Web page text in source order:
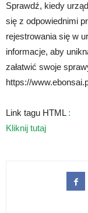
Sprawdź, kiedy
się z odpowiednimi
rejestrowania się w
informacje, aby
załatwić swoje
https://
Link tagu HTML :
Kliknij tutaj